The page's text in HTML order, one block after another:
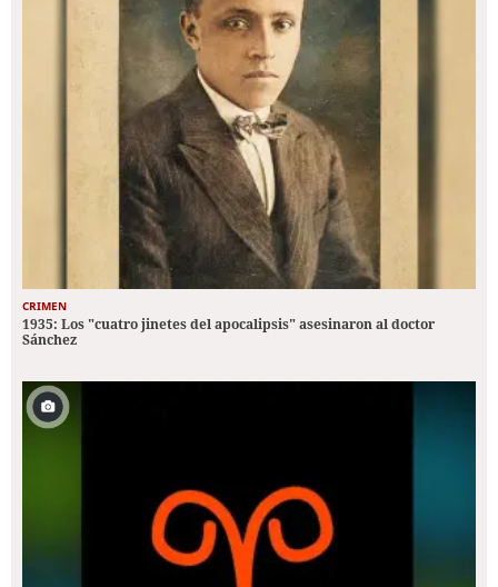
CRIMEN
1935: Los "cuatro jinetes del apocalipsis" asesinaron al doctor
Sánchez